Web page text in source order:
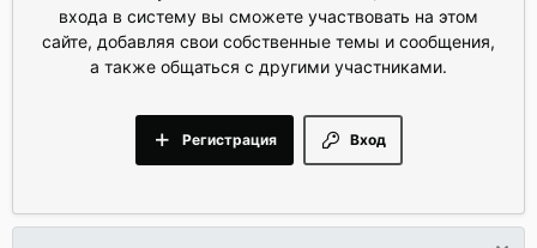
входа в систему вы сможете участвовать на этом
сайте, добавляя свои собственные темы и сообщения,
а также общаться с другими участниками.
Вход
Регистрация